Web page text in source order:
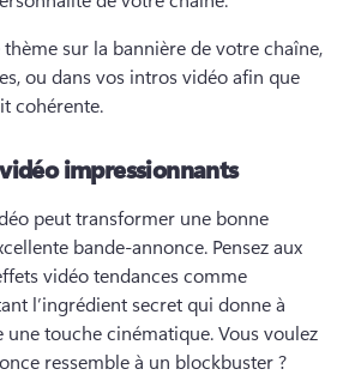
sur la bannière de votre chaîne,
ou dans vos intros vidéo afin que
cohérente.
impressionnants
peut transformer une bonne
bande-annonce. Pensez aux
vidéo tendances comme
l’ingrédient secret qui donne à
touche cinématique. Vous voulez